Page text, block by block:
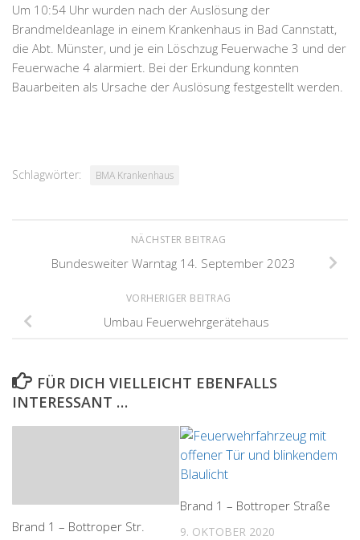
Um 10:54 Uhr wurden nach der Auslösung der
Brandmeldeanlage in einem Krankenhaus in Bad Cannstatt,
die Abt. Münster, und je ein Löschzug Feuerwache 3 und der
Feuerwache 4 alarmiert. Bei der Erkundung konnten
Bauarbeiten als Ursache der Auslösung festgestellt werden.
Schlagwörter: BMA Krankenhaus
NÄCHSTER BEITRAG
Bundesweiter Warntag 14. September 2023
VORHERIGER BEITRAG
Umbau Feuerwehrgerätehaus
FÜR DICH VIELLEICHT EBENFALLS
INTERESSANT …
Brand 1 – Bottroper Str.
Brand 1 – Bottroper Straße
9. OKTOBER 2020